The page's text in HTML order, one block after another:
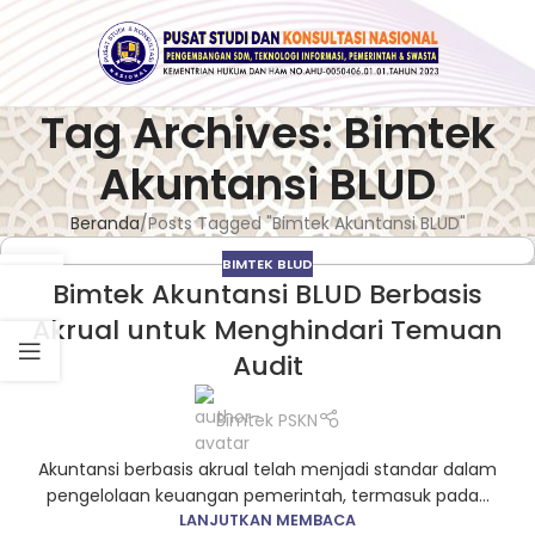
Tag Archives: Bimtek
Akuntansi BLUD
Beranda Posts Tagged "Bimtek Akuntansi BLUD"
BIMTEK BLUD
Bimtek Akuntansi BLUD Berbasis
Akrual untuk Menghindari Temuan
Audit
Bimtek PSKN
Akuntansi berbasis akrual telah menjadi standar dalam
pengelolaan keuangan pemerintah, termasuk pada...
LANJUTKAN MEMBACA